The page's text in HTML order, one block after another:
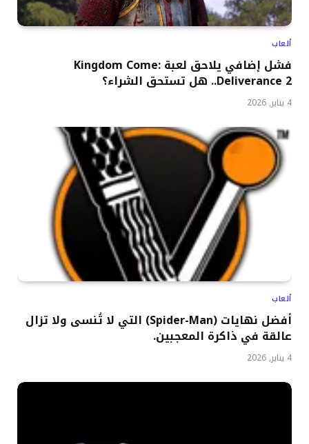
ألعاب
فشل إضافي يلاحق لعبة Kingdom Come:
Deliverance 2.. هل تستحق الشراء؟
4 يناير, 2026
ألعاب
أفضل نهايات (Spider-Man) التي لا تُنسى ولا تزال
عالقة في ذاكرة المعجبين.
4 يناير, 2026